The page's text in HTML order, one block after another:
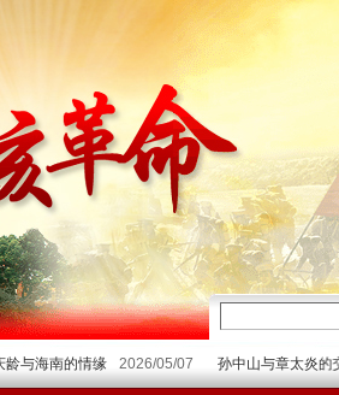
的情缘 2026/05/07 孙中山与章太炎的交往经历